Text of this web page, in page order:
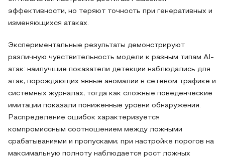
эффективности, но теряют точность при генеративных и
изменяющихся атаках.
Экспериментальные результаты демонстрируют
различную чувствительность модели к разным типам AI-
атак: наилучшие показатели детекции наблюдались для
атак, порождающих явные аномалии в сетевом трафике и
системных журналах, тогда как сложные поведенческие
имитации показали пониженные уровни обнаружения.
Распределение ошибок характеризуется
компромиссным соотношением между ложными
срабатываниями и пропусками; при настройке порогов на
максимальную полноту наблюдается рост ложных